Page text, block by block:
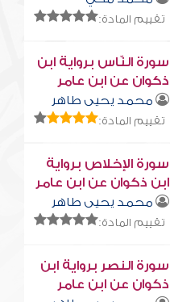
تقييم المادة:
سورة النّاس برواية ابن
ذكوان عن ابن عامر
محمد يحيى طاهر
تقييم المادة:
سورة الإخلاص برواية
ابن ذكوان عن ابن عامر
محمد يحيى طاهر
تقييم المادة:
سورة النصر برواية ابن
ذكوان عن ابن عامر